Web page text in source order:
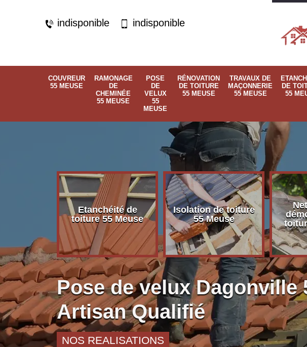
indisponible indisponible
COUVREUR
55 MEUSE
RAMONAGE
DE
CHEMINÉE
55 MEUSE
POSE
DE
VELUX
55
MEUSE
RÉNOVATION
DE TOITURE
55 MEUSE
TRAVAUX DE
MAÇONNERIE
55 MEUSE
DE
55
Etanchéité de
toiture 55 Meuse
Isolation de toiture
55 Meuse
Pose de velux Dagonville
Artisan Qualifié
NOS REALISATIONS